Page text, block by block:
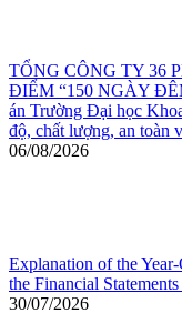
TỔNG CÔNG TY 36
ĐIỂM “150 NGÀY
án Trường Đại học
độ, chất lượng, an toàn
06/08/2026
Explanation of the
the Financial
30/07/2026